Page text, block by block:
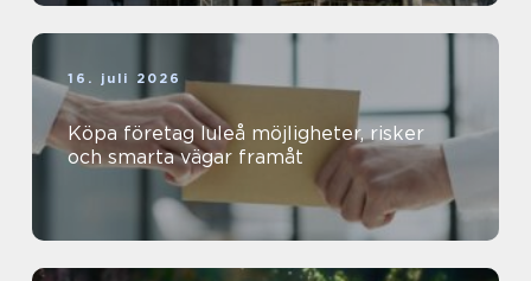
16. juli 2026
Köpa företag luleå möjligheter, risker
och smarta vägar framåt